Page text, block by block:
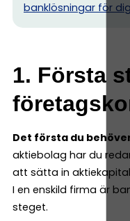
banklösningar för
1. Första
Det första du
aktiebolag har du
att sätta in
I en enskild firma är
steget.